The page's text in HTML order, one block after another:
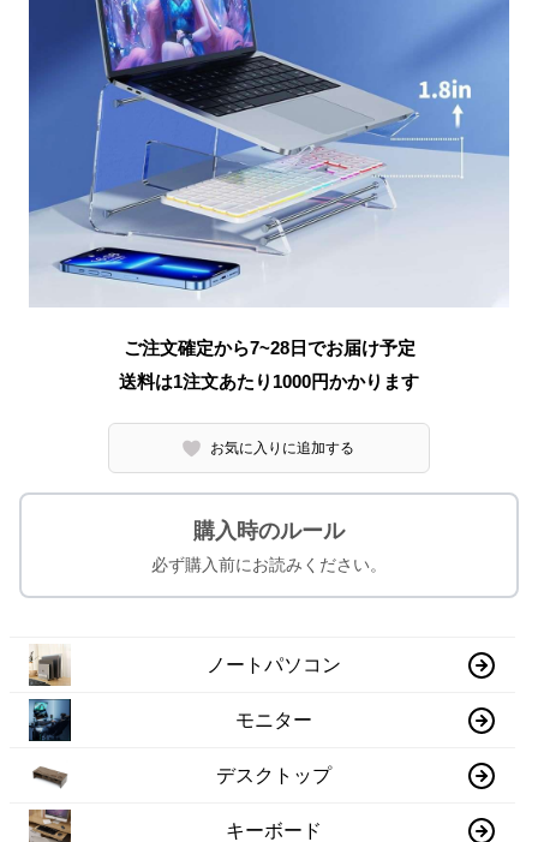
ご注文確定から7~28日でお届け予定
送料は1注文あたり 1000円かかります
お気に入りに追加する
購入時のルール
必ず購入前にお読みください。
ノートパソコン
モニター
デスクトップ
キーボード